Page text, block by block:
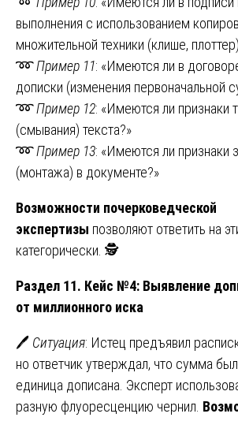
выполнения с использованием
множительной техники (клише,
➿Пример 11: «Имеются ли в
дописки (изменения первоначальной
➿Пример 12: «Имеются ли признаки
(смывания) текста?»
➿Пример 13: «Имеются ли признаки
(монтажа) в документе?»
Возможности почерковедческой
экспертизы позволяют ответить на
категорически. 🕵️
Раздел 11. Кейс №4: Выявление
от миллионного иска
🖊️ Ситуация: Истец предъявил
но ответчик утверждал, что сумма
единица дописана. Эксперт
разную флуоресценцию чернил.